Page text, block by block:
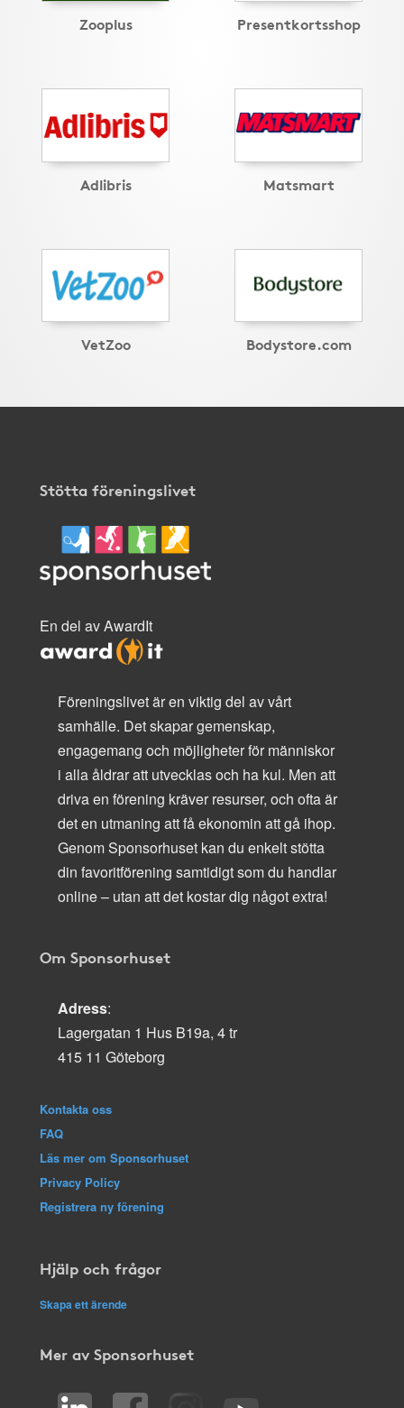
Zooplus Presentkortsshop
Adlibris Matsmart
VetZoo Bodystore.com
Stötta föreningslivet
En del av AwardIt
Föreningslivet är en viktig del av vårt
samhälle. Det skapar gemenskap,
engagemang och möjligheter för människor
i alla åldrar att utvecklas och ha kul. Men att
driva en förening kräver resurser, och ofta är
det en utmaning att få ekonomin att gå ihop.
Genom Sponsorhuset kan du enkelt stötta
din favoritförening samtidigt som du handlar
online – utan att det kostar dig något extra!
Om Sponsorhuset
Adress:
Lagergatan 1 Hus B19a, 4 tr
415 11 Göteborg
Kontakta oss
FAQ
Läs mer om Sponsorhuset
Privacy Policy
Registrera ny förening
Hjälp och frågor
Skapa ett ärende
Mer av Sponsorhuset